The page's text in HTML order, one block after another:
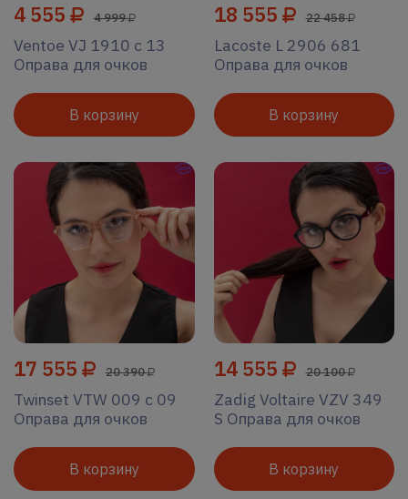
4 555 4 999
Ventoe VJ 1910 c 13
Оправа для очков
В корзину
18 555 22 458
Lacoste L 2906 681
Оправа для очков
В корзину
17 555 20 390
Twinset VTW 009 c 09
Оправа для очков
В корзину
14 555 20 100
Zadig Voltaire VZV 349
S Оправа для очков
В корзину